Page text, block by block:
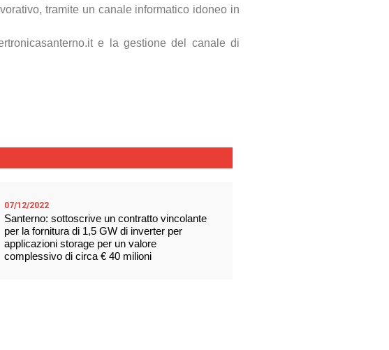
tramite un canale informatico idoneo in
e la gestione del canale di
07/12/2022
Santerno: sottoscrive un contratto vincolante
per la fornitura di 1,5 GW di inverter per
applicazioni storage per un valore
complessivo di circa € 40 milioni